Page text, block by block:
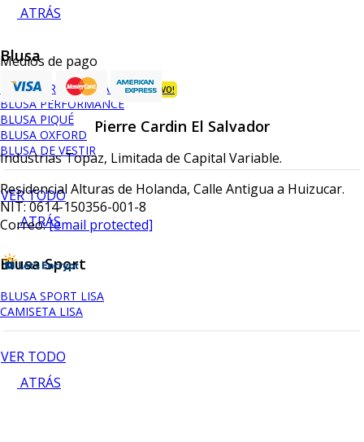
ATRÁS
Blusa
BLUSA ORGANIC BAMBÚ ¡NUEVO!
BLUSA PERFORMANCE
BLUSA PIQUÉ
BLUSA OXFORD
BLUSA DE VESTIR
VER TODO
ATRÁS
Blusa Sport
BLUSA SPORT LISA
CAMISETA LISA
VER TODO
ATRÁS
Medios de pago
Pierre Cardin El Salvador
Industrias Topaz, Limitada de Capital Variable.
Residencial Alturas de Holanda, Calle Antigua a Huizucar.
NIT: 0614-150356-001-8
Correo:[email protected]